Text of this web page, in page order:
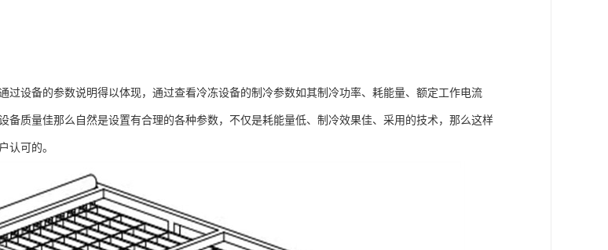
设备的参数说明得以体现，通过查看冷冻设备的制冷参数如其制冷功率、耗能量、额定工作电流
备质量佳那么自然是设置有合理的各种参数，不仅是耗能量低、制冷效果佳、采用的技术，那么这样
认可的。